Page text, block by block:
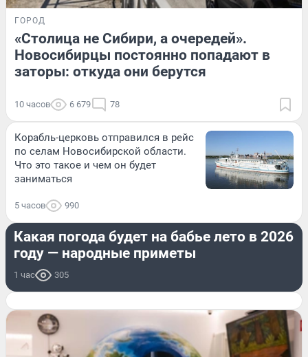
ГОРОД
«Столица не Сибири, а очередей».
Новосибирцы постоянно попадают в
заторы: откуда они берутся
10 часов 6 679 78
Корабль-церковь отправился в рейс
по селам Новосибирской области.
Что это такое и чем он будет
заниматься
5 часов 990
РАЗВЛЕЧЕНИЯ
Какая погода будет на бабье лето в 2026
году — народные приметы
1 час 305